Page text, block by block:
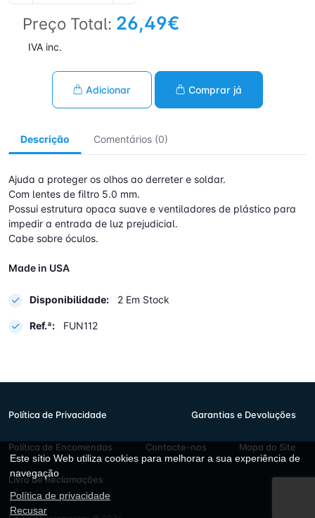
Preço Total: 26,49€
IVA inc.
Adicionar Comprar já
Descrição Comentários (0)
Ajuda a proteger os olhos ao derreter e soldar.
Com lentes de filtro 5.0 mm.
Possui estrutura opaca suave e ventiladores de plástico para
impedir a entrada de luz prejudicial.
Cabe sobre óculos.
Made in USA
Disponibilidade: 2 Em Stock
Ref.ª: FUN112
Política de Privacidade Garantias e Devoluções
Política de Encomendas Contacte-nos Mapa do Site
Livro de Reclamações
Este sítio Web utiliza cookies para melhorar a sua experiência de
navegação
Política de privacidade
Recusar